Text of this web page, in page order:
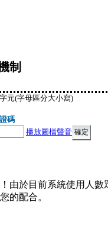
制
元(字母區分大小寫)
碼
播放圖檔聲音
由於目前系統使用人
的配合。